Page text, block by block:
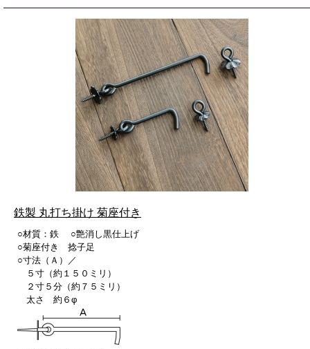
鉄製 丸打ち掛け 菊座付き
○材質：鉄 ○艶消し黒仕上げ
○菊座付き 捻子足
○寸法（Ａ）／
５寸（約１５０ミリ）
２寸５分（約７５ミリ）
太さ 約６φ